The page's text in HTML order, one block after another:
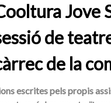
Jove
de
de la
escrites pels propis